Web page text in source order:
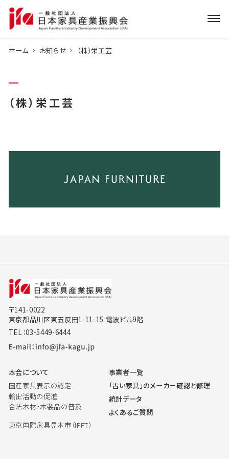
ホーム お知らせ （株）栄工芸
（株）栄工芸
〒141-0022
東京都品川区東五反田1-11-15 電波ビル9階
TEL：03-5449-6444
本会について
国産家具表示の認定
輸出活動の促進
合法木材・木製品の普及
東京国際家具見本市（IFFT）
事業者一覧
「古い家具」のメーカー確認と修理
統計データ
よくあるご質問